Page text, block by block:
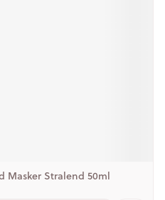
Masker Stralend 50ml